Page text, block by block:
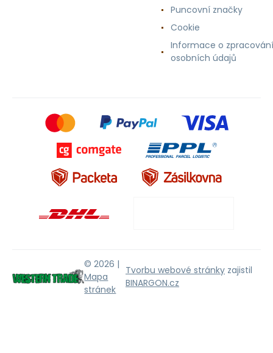
Puncovní značky
Cookie
Informace o zpracování
osobních údajů
© 2026 |
Mapa
stránek
Tvorbu webové stránky zajistil
BINARGON.cz